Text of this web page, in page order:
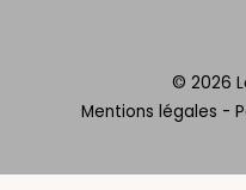
© 2026
Mentions légales -